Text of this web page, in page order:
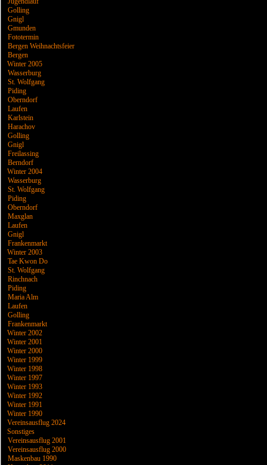
Golling
Gnigl
Gmunden
Fototermin
Bergen Weihnachtsfeier
Bergen
Winter 2005
Wasserburg
St. Wolfgang
Piding
Oberndorf
Laufen
Karlstein
Harachov
Golling
Gnigl
Freilassing
Berndorf
Winter 2004
Wasserburg
St. Wolfgang
Piding
Oberndorf
Maxglan
Laufen
Gnigl
Frankenmarkt
Winter 2003
Tae Kwon Do
St. Wolfgang
Rinchnach
Piding
Maria Alm
Laufen
Golling
Frankenmarkt
Winter 2002
Winter 2001
Winter 2000
Winter 1999
Winter 1998
Winter 1997
Winter 1993
Winter 1992
Winter 1991
Winter 1990
Vereinsausflug 2024
Sonstiges
Vereinsausflug 2001
Vereinsausflug 2000
Maskenbau 1990